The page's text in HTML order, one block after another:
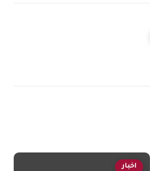
اخبار